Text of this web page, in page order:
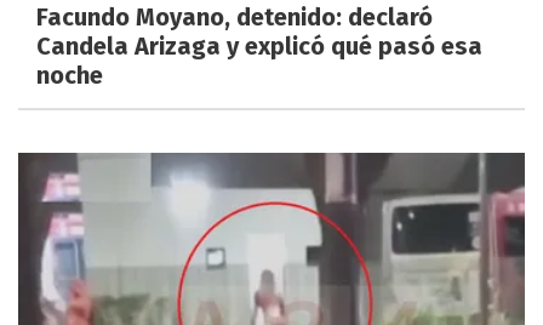
Facundo Moyano, detenido: declaró
Candela Arizaga y explicó qué pasó esa
noche